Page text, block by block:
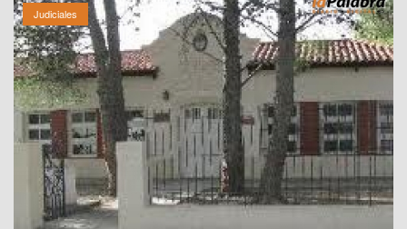
Judiciales